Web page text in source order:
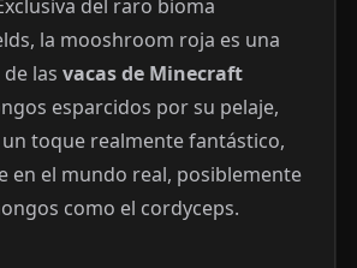
del raro bioma
la mooshroom roja es una
las vacas de Minecraft
esparcidos por su pelaje,
toque realmente fantástico,
en el mundo real, posiblemente
como el cordyceps.